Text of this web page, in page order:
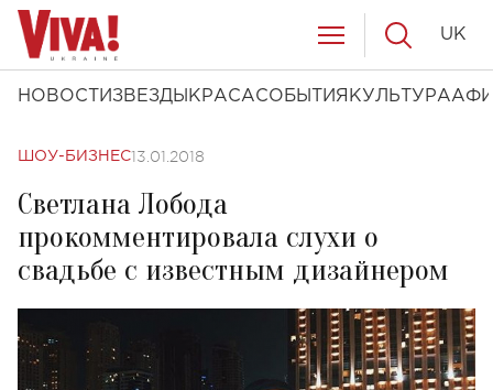
НОВОСТИ ЗВЕЗДЫ КРАСАСОБЫТИЯ КУЛЬТУРА
UK
ШОУ-БИЗНЕС13.01.2018
Светлана Лобода
прокомментировала слухи о
свадьбе с известным дизайнером